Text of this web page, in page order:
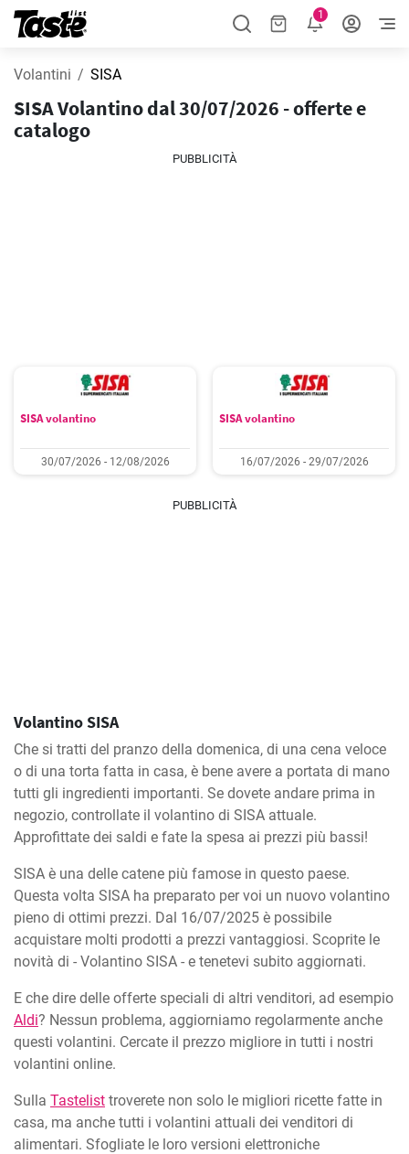
1
Volantini SISA
SISA Volantino dal 30/07/2026 - offerte e
catalogo
PUBBLICITÀ
SISA volantino
30/07/2026 - 12/08/2026
SISA volantino
16/07/2026 - 29/07/2026
PUBBLICITÀ
Volantino SISA
Che si tratti del pranzo della domenica, di una cena veloce
o di una torta fatta in casa, è bene avere a portata di mano
tutti gli ingredienti importanti. Se dovete andare prima in
negozio, controllate il volantino di SISA attuale.
Approfittate dei saldi e fate la spesa ai prezzi più bassi!
SISA è una delle catene più famose in questo paese.
Questa volta SISA ha preparato per voi un nuovo volantino
pieno di ottimi prezzi. Dal 16/07/2025 è possibile
acquistare molti prodotti a prezzi vantaggiosi. Scoprite le
novità di - Volantino SISA - e tenetevi subito aggiornati.
E che dire delle offerte speciali di altri venditori, ad esempio
Aldi? Nessun problema, aggiorniamo regolarmente anche
questi volantini. Cercate il prezzo migliore in tutti i nostri
volantini online.
Sulla Tastelist troverete non solo le migliori ricette fatte in
casa, ma anche tutti i volantini attuali dei venditori di
alimentari. Sfogliate le loro versioni elettroniche